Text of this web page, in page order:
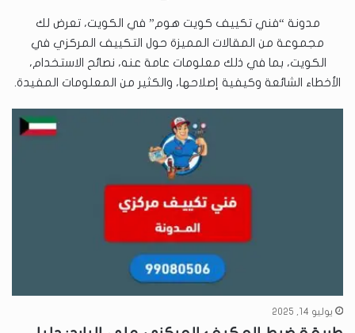
مدونة “فني تكييف كويت هوم” في الكويت، تعرض لك
مجموعة من المقالات المميزة حول التكييف المركزي في
الكويت، بما في ذلك معلومات عامة عنه، نصائح الاستخدام،
الأخطاء الشائعة وكيفية إصلاحها، والكثير من المعلومات المفيدة.
يوليو 14, 2025